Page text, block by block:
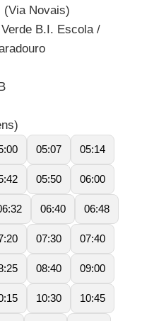
(Via Novais)
B.I. Escola /
05:07 05:14
05:50 06:00
06:40 06:48
07:30 07:40
08:40 09:00
10:30 10:45